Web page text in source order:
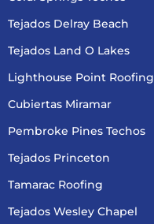
Tejados Delray Beach
Tejados Land O Lakes
Lighthouse Point Roofing
Cubiertas Miramar
Pembroke Pines Techos
Tejados Princeton
Tamarac Roofing
Tejados Wesley Chapel